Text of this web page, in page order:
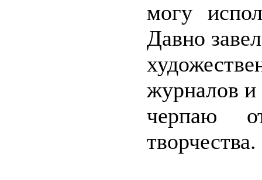
могу
Давно
журналов и
черпаю
творчества.